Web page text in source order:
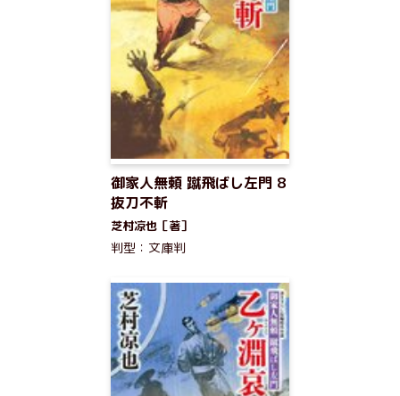
御家人無頼 蹴飛ばし左門 8
抜刀不斬
芝村凉也［著］
判型：文庫判